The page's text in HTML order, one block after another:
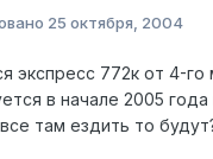
25 октября, 2004
экспресс 772к от 4-
в начале 2005
там ездить то